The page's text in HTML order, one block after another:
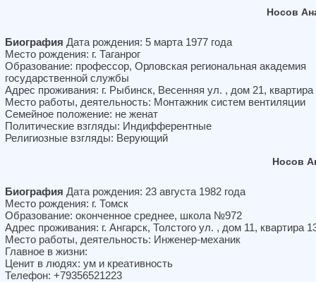
Носов
Биография Дата рождения: 5 марта 1977 года
Место рождения: г. Таганрог
Образование: профессор, Орловская региональная академия
государственной службы
Адрес проживания: г. Рыбинск, Весенняя ул. , дом 21, квартира
Место работы, деятельность: Монтажник систем вентиляции
Семейное положение: не женат
Политические взгляды: Индифферентные
Религиозные взгляды: Верующий
Носов
Биография Дата рождения: 23 августа 1982 года
Место рождения: г. Томск
Образование: оконченное среднее, школа №972
Адрес проживания: г. Ангарск, Толстого ул. , дом 11, квартира
Место работы, деятельность: Инженер-механик
Главное в жизни:
Ценит в людях: ум и креативность
Телефон: +79356521223